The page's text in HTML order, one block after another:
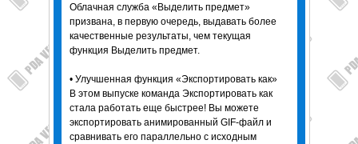
Облачная служба «Выделить предмет»
призвана, в первую очередь, выдавать более
качественные результаты, чем текущая
функция Выделить предмет.
• Улучшенная функция «Экспортировать как»
В этом выпуске команда Экспортировать как
стала работать еще быстрее! Вы можете
экспортировать анимированный GIF-файл и
сравнивать его параллельно с исходным